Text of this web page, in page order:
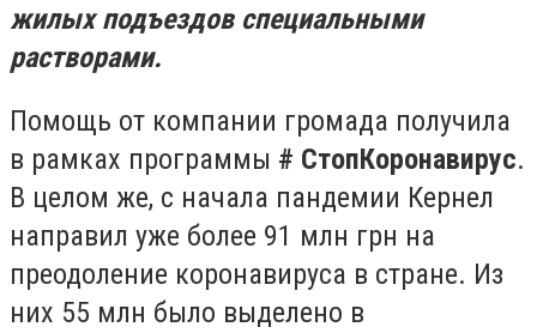
жилых подъездов специальными
растворами.
Помощь от компании громада получила
в рамках программы # СтопКоронавирус.
В целом же, с начала пандемии Кернел
направил уже более 91 млн грн на
преодоление коронавируса в стране. Из
них 55 млн было выделено в